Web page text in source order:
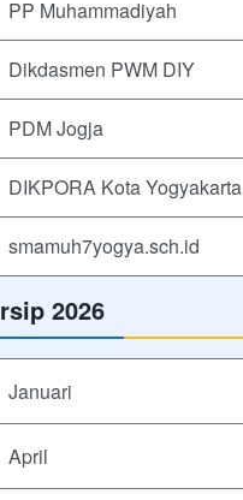
PP Muhammadiyah
Dikdasmen PWM DIY
PDM Jogja
DIKPORA Kota Yogyakarta
smamuh7yogya.sch.id
2026
Januari
April